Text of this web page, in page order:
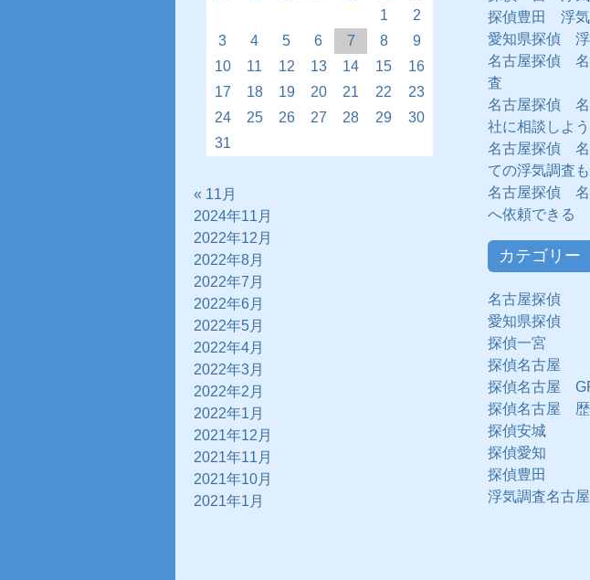
1
2
3
4 5 6 7 8
9
10
11 12 13 14 15
16
17
18 19 20 21 22
23
24
25 26 27 28 29
30
31
« 11月
2024年11月
2022年12月
2022年8月
2022年7月
2022年6月
2022年5月
2022年4月
2022年3月
2022年2月
2022年1月
2021年12月
2021年11月
2021年10月
2021年1月
探偵豊田 浮気
愛知県探偵 浮
名古屋探偵 名
査
名古屋探偵 名
社に相談しよう
名古屋探偵 名
ての浮気調査
名古屋探偵 名
へ依頼できる
カテゴリー
名古屋探偵
愛知県探偵
探偵一宮
探偵名古屋
探偵名古屋
探偵名古屋
探偵安城
探偵愛知
探偵豊田
浮気調査名古屋